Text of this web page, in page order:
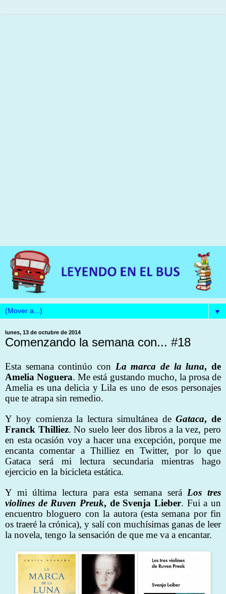
▼
lunes, 13 de octubre de 2014
Comenzando la semana con... #18
Esta semana continúo con La marca de la luna, de
Amelia Noguera. Me está gustando mucho, la prosa de
Amelia es una delicia y Lila es uno de esos personajes
que te atrapa sin remedio.
Y hoy comienza la lectura simultánea deGataca, de
Franck Thilliez. No suelo leer dos libros a la vez, pero
en esta ocasión voy a hacer una excepción, porque me
encanta comentar a Thilliez en Twitter, por lo que
Gataca será mi lectura secundaria mientras hago
ejercicio en la bicicleta estática.
Y mi última lectura para esta semana será Los tres
violines de Ruven Preuk, de Svenja Lieber. Fui a un
encuentro bloguero con la autora (esta semana por fin
os traeré la crónica), y salí con muchísimas ganas de leer
la novela, tengo la sensación de que me va a encantar.